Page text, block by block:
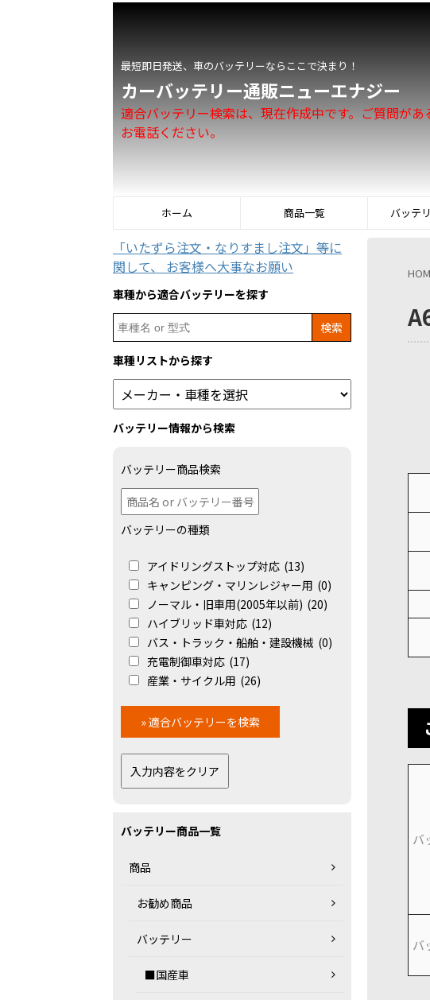
最短即日発送、車のバッテリーならここで決まり！
カーバッテリー通販ニューエナジー
適合バッテリー検索は、現在作成中です。ご質問があ
お電話ください。
ホーム 商品一覧 バッテ
バ
バ
「いたずら注文・なりすまし注文」等に
関して、 お客様へ大事なお願い
車種から適合バッテリーを探す
Search
for:
車種リストから探す
バッテリー情報から検索
バッテリー商品検索
バッテリーの種類
アイドリングストップ対応 (13)
キャンピング・マリンレジャー用 (0)
ノーマル・旧車用(2005年以前) (20)
ハイブリッド車対応 (12)
バス・トラック・船舶・建設機械 (0)
充電制御車対応 (17)
産業・サイクル用 (26)
バッテリー商品一覧
商品
お勧め商品
バッテリー
■国産車